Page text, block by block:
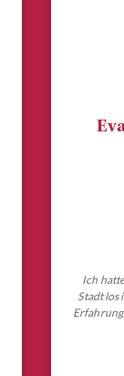
Ich
Stadt los